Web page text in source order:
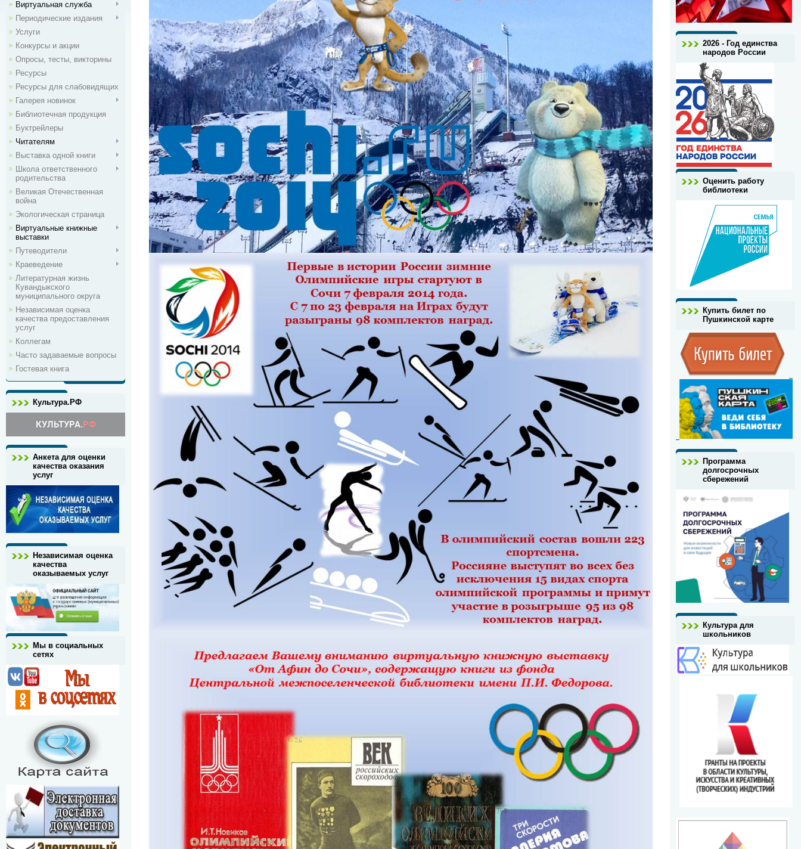
Виртуальная служба
Периодические издания
Услуги
Конкурсы и акции
Опросы, тесты, викторины
Ресурсы
Ресурсы для слабовидящих
Галерея новинок
Библиотечная продукция
Буктрейлеры
Читателям
Выставка одной книги
Школа ответственного
родительства
Великая Отечественная
война
Экологическая страница
Виртуальные книжные
выставки
Путеводители
Краеведение
Литературная жизнь
Кувандыкского
муниципального округа
Независимая оценка
качества предоставления
услуг
Коллегам
Часто задаваемые вопросы
Гостевая книга
Культура.РФ
Анкета для оценки
качества оказания
услуг
Независимая оценка
качества
оказываемых услуг
Мы в социальных
сетях
2026 - Год единства
народов России
Оценить работу
библиотеки
Купить билет по
Пушкинской карте
Программа
долгосрочных
сбережений
Культура для
школьников